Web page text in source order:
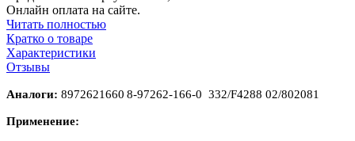
Онлайн оплата на сайте.
Читать полностью
Кратко о товаре
Характеристики
Отзывы
Аналоги: 8972621660 8-97262-166-0 332/F4288 02/802081
Применение: